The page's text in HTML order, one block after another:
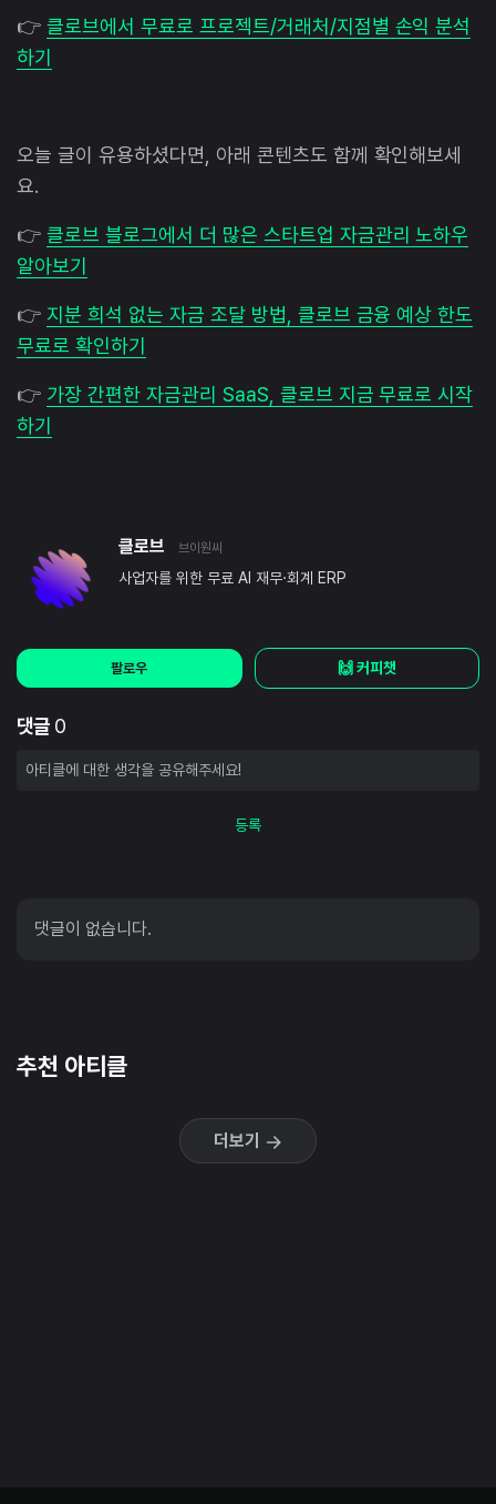
👉 클로브에서 무료로 프로젝트/거래처/지점별 손익 분석
하기
오늘 글이 유용하셨다면, 아래 콘텐츠도 함께 확인해보세
요.
👉 클로브 블로그에서 더 많은 스타트업 자금관리 노하우
알아보기
👉 지분 희석 없는 자금 조달 방법, 클로브 금융 예상 한도
무료로 확인하기
👉 가장 간편한 자금관리 SaaS, 클로브 지금 무료로 시작
하기
클로브 브이원씨
사업자를 위한 무료 AI 재무·회계 ERP
팔로우 🙌 커피챗
댓글 0
등록
댓글이 없습니다.
추천 아티클
더보기